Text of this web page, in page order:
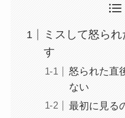
ミスして怒ら
す
怒られた直
ない
最初に見る